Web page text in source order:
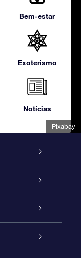
Pixabay
Bem-estar
Exoterismo
Notícias